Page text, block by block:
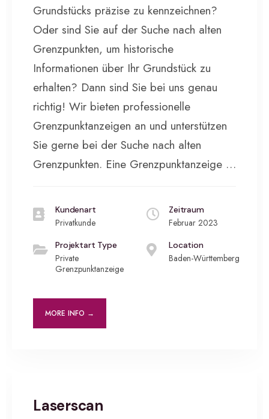
Grundstücks präzise zu kennzeichnen?
Oder sind Sie auf der Suche nach alten
Grenzpunkten, um historische
Informationen über Ihr Grundstück zu
erhalten? Dann sind Sie bei uns genau
richtig! Wir bieten professionelle
Grenzpunktanzeigen an und unterstützen
Sie gerne bei der Suche nach alten
Grenzpunkten. Eine Grenzpunktanzeige …
Kundenart
Privatkunde
Zeitraum
Februar 2023
Projektart Type
Private
Grenzpunktanzeige
Location
Baden-Württemberg
MORE INFO →
Laserscan